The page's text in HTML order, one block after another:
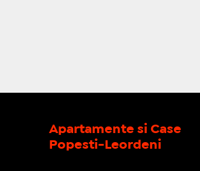
Apartamente si Case
Popesti-Leordeni